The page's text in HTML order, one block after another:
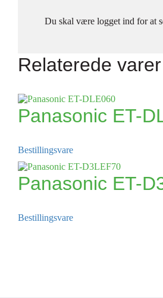
Du skal være logget ind for at
Relaterede varer
Panasonic ET-
Bestillingsvare
Panasonic ET-
Bestillingsvare